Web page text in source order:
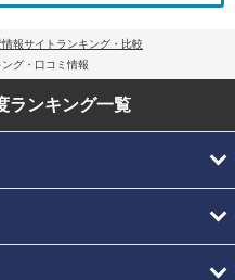
報サイトランキング・比較
グ・口コミ情報
ランキング一覧